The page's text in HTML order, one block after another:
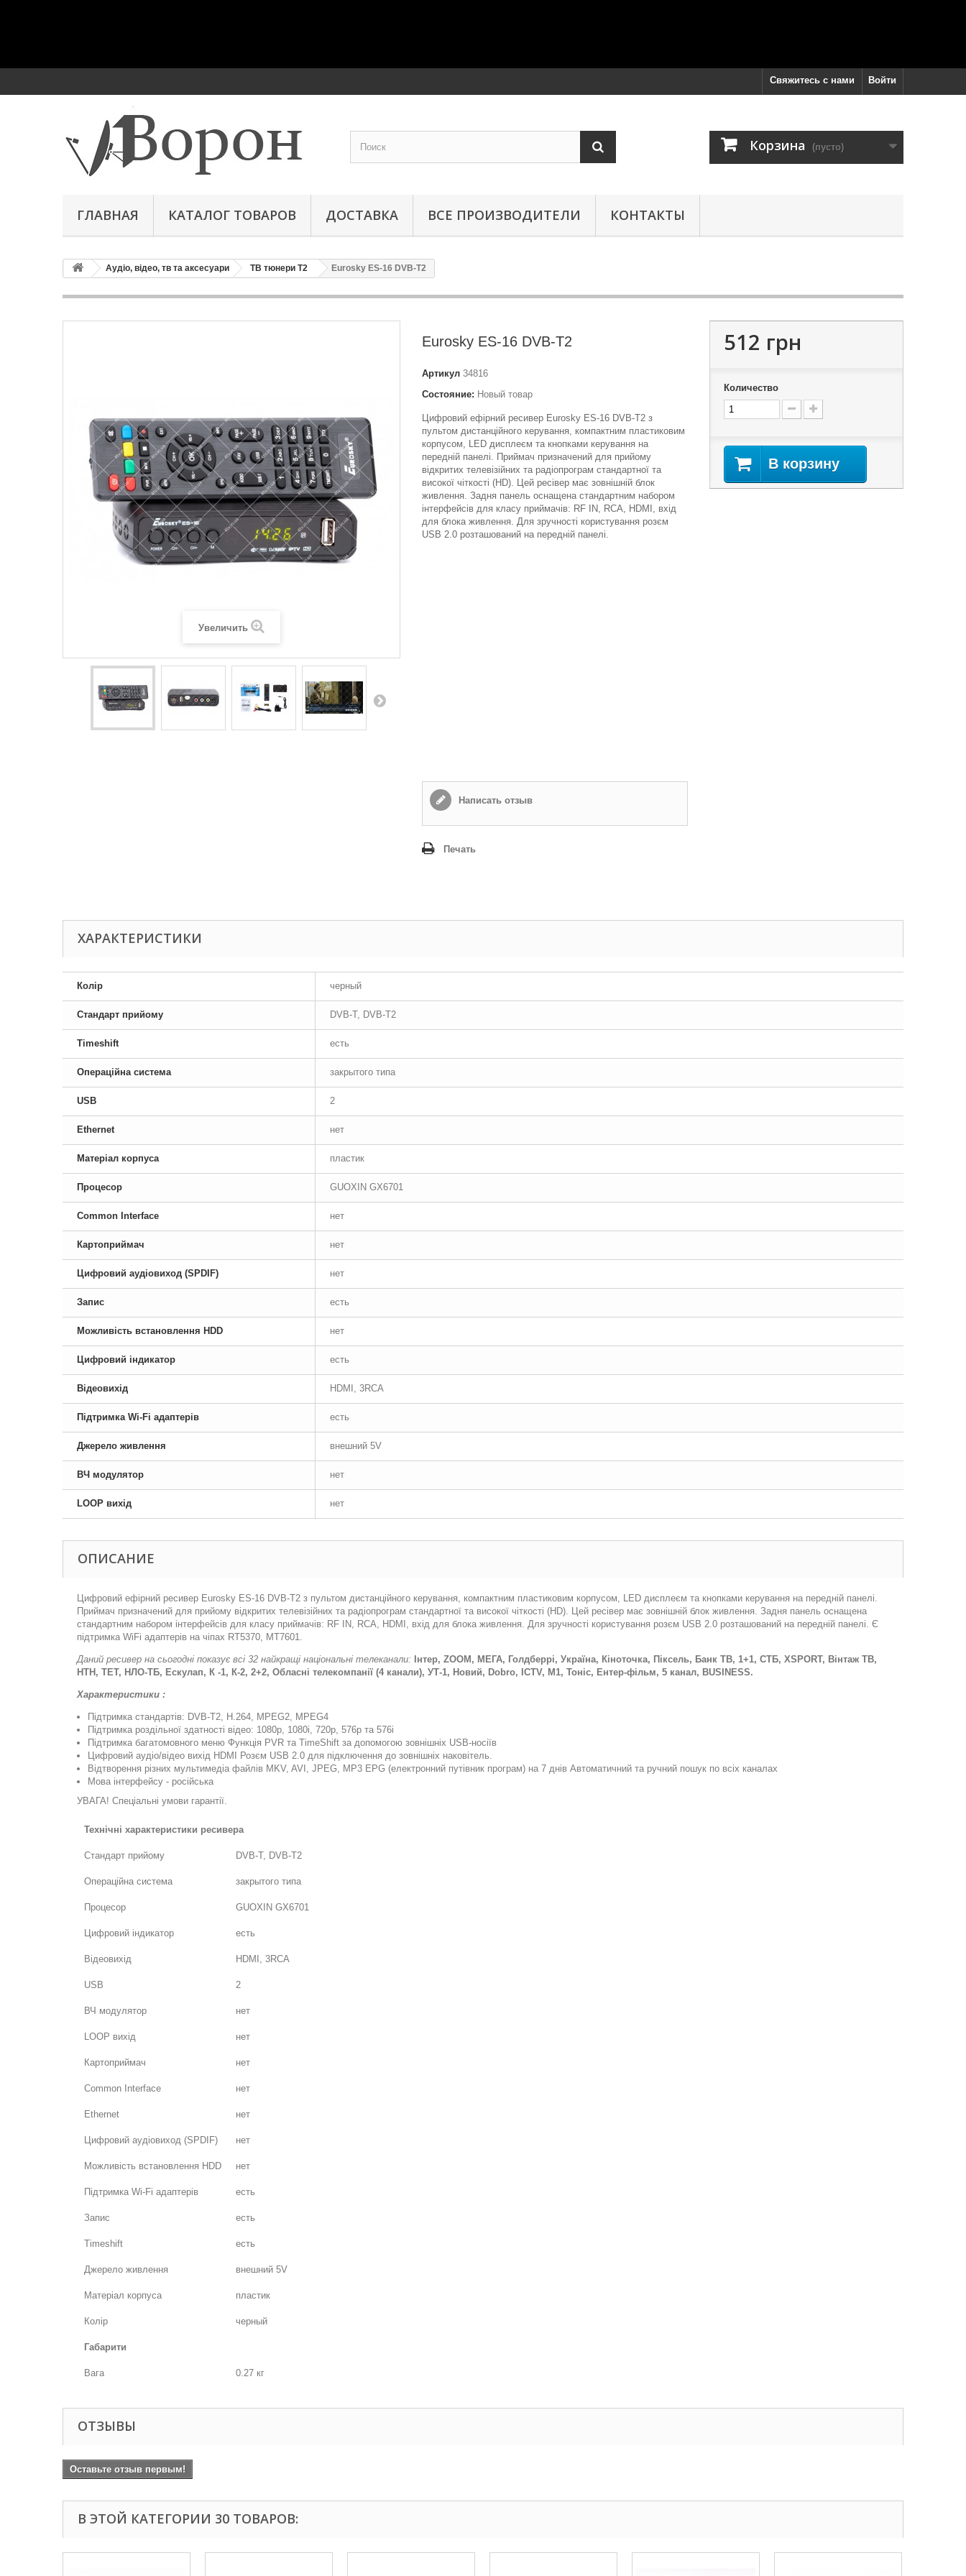
Войти
Свяжитесь с нами
Корзина (пусто)
ГЛАВНАЯ КАТАЛОГ ТОВАРОВ ДОСТАВКА ВСЕ ПРОИЗВОДИТЕЛИ КОНТАКТЫ
Аудіо, відео, тв та аксесуари ТВ тюнери Т2 Eurosky ES-16 DVB-T2
Увеличить
Eurosky ES-16 DVB-T2
Артикул 34816
Состояние: Новый товар
Цифровий ефірний ресивер Eurosky ES-16 DVB-T2 з
пультом дистанційного керування, компактним пластиковим
корпусом, LED дисплеєм та кнопками керування на
передній панелі. Приймач призначений для прийому
відкритих телевізійних та радіопрограм стандартної та
високої чіткості (HD). Цей ресівер має зовнішній блок
живлення. Задня панель оснащена стандартним набором
інтерфейсів для класу приймачів: RF IN, RCA, HDMI, вхід
для блока живлення. Для зручності користування розєм
USB 2.0 розташований на передній панелі.
Написать отзыв
Печать
512 грн
Количество
В корзину
ХАРАКТЕРИСТИКИ
Колір черный
Стандарт прийому DVB-T, DVB-T2
Timeshift есть
Операційна система закрытого типа
USB 2
Ethernet нет
Матеріал корпуса пластик
Процесор GUOXIN GX6701
Common Interface нет
Картоприймач нет
Цифровий аудіовиход (SPDIF) нет
Запис есть
Можливість встановлення HDD нет
Цифровий індикатор есть
Відеовихід HDMI, 3RCA
Підтримка Wi-Fi адаптерів есть
Джерело живлення внешний 5V
ВЧ модулятор нет
LOOP вихід нет
ОПИСАНИЕ
Цифровий ефірний ресивер Eurosky ES-16 DVB-T2 з пультом дистанційного керування, компактним пластиковим корпусом, LED дисплеєм та кнопками керування на передній панелі.
Приймач призначений для прийому відкритих телевізійних та радіопрограм стандартної та високої чіткості (HD). Цей ресівер має зовнішній блок живлення. Задня панель оснащена
стандартним набором інтерфейсів для класу приймачів: RF IN, RCA, HDMI, вхід для блока живлення. Для зручності користування розєм USB 2.0 розташований на передній панелі. Є
підтримка WiFi адаптерів на чіпах RT5370, MT7601.
Даний ресивер на сьогодні показує всі 32 найкращі національні телеканали:
Інтер, ZOOM, МЕГА, Голдберрі, Україна, Кіноточка, Піксель, Банк ТВ, 1+1, СТБ, ХSPORT, Вінтаж ТВ,
НТН, ТЕТ, НЛО-ТБ, Ескулап, К -1, К-2, 2+2, Обласні телекомпанії (4 канали), УТ-1, Новий, Dobro, ICTV, M1, Тоніс, Ентер-фільм, 5 канал, BUSINESS.
Характеристики :
Підтримка стандартів: DVB-T2, H.264, MPEG2, MPEG4
Підтримка роздільної здатності відео: 1080p, 1080i, 720p, 576p та 576i
Підтримка багатомовного меню Функція PVR та TimeShift за допомогою зовнішніх USB-носіїв
Цифровий аудіо/відео вихід HDMI Розєм USB 2.0 для підключення до зовнішніх наковітель.
Відтворення різних мультимедіа файлів MKV, AVI, JPEG, MP3 EPG (електронний путівник програм) на 7 днів Автоматичний та ручний пошук по всіх каналах
Мова інтерфейсу - російська
УВАГА! Спеціальні умови гарантії.
Технічні характеристики ресивера
Стандарт прийому DVB-T, DVB-T2
Операційна система закрытого типа
Процесор GUOXIN GX6701
Цифровий індикатор есть
Відеовихід HDMI, 3RCA
USB 2
ВЧ модулятор нет
LOOP вихід нет
Картоприймач нет
Common Interface нет
Ethernet нет
Цифровий аудіовиход (SPDIF) нет
Можливість встановлення HDD нет
Підтримка Wi-Fi адаптерів есть
Запис есть
Timeshift есть
Джерело живлення внешний 5V
Матеріал корпуса пластик
Колір черный
Габарити
Вага 0.27 кг
ОТЗЫВЫ
Оставьте отзыв первым!
В ЭТОЙ КАТЕГОРИИ 30 ТОВАРОВ: